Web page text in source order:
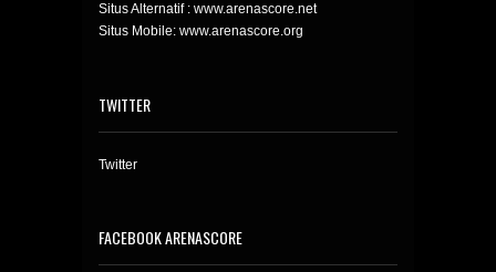
Situs Alternatif : www.arenascore.net
Situs Mobile: www.arenascore.org
TWITTER
Twitter
FACEBOOK ARENASCORE